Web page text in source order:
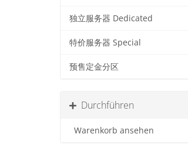
独立服务器 Dedicated
特价服务器 Special
预售定金分区
Durchführen
Warenkorb ansehen